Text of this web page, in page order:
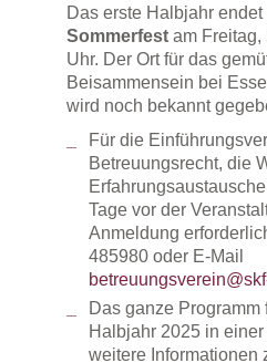
Das erste Halbjahr
Sommerfest am Freitag,
Uhr. Der Ort für das
Beisammensein bei
wird noch bekannt
Für die
Betreuungsrecht, die
Tage vor der
Anmeldung
485980 oder E-Mail
Das ganze Programm
Halbjahr 2025 in
weitere Informationen